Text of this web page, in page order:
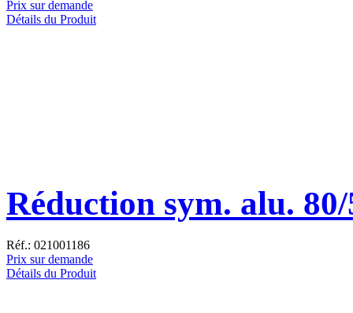
Prix sur demande
Détails du Produit
Réduction sym. alu.
Réf.: 021001186
Prix sur demande
Détails du Produit